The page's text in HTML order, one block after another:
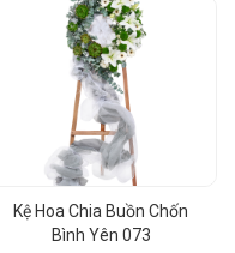
Kệ Hoa Chia Buồn Chốn
Bình Yên 073